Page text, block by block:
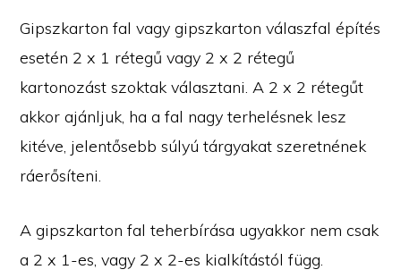
Gipszkarton fal vagy gipszkarton válaszfal építés
esetén 2 x 1 rétegű vagy 2 x 2 rétegű
kartonozást szoktak választani. A 2 x 2 rétegűt
akkor ajánljuk, ha a fal nagy terhelésnek lesz
kitéve, jelentősebb súlyú tárgyakat szeretnének
ráerősíteni.
A gipszkarton fal teherbírása ugyakkor nem csak
a 2 x 1-es, vagy 2 x 2-es kialkítástól függ.